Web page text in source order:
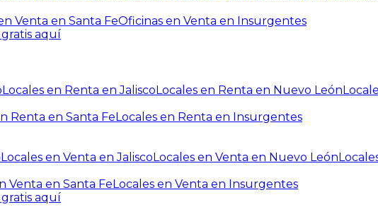
Venta en Santa FeOficinas en Venta en Insurgentes
aquí
Locales en Renta en JaliscoLocales en Renta en Nuevo León
Renta en Santa FeLocales en Renta en Insurgentes
Locales en Venta en JaliscoLocales en Venta en Nuevo León
Venta en Santa FeLocales en Venta en Insurgentes
aquí